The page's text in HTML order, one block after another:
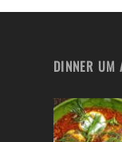
DINNER UM